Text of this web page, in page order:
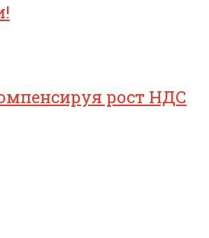
рост НДС